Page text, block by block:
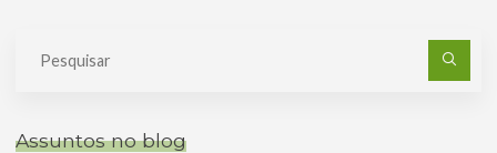
Assuntos no blog